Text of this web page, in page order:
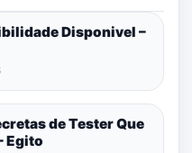
Disponivel –
de Tester Que
Egito